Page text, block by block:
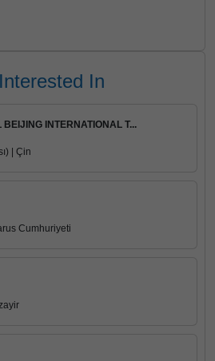
In
INTERNATIONAL T...
| Çin
Cumhuriyeti